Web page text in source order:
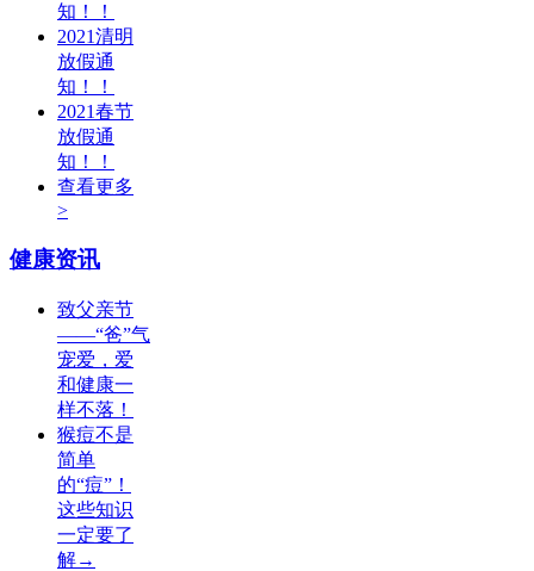
知！！
2021清明
放假通
知！！
2021春节
放假通
知！！
查看更多
>
健康资讯
致父亲节
——“爸”气
宠爱，爱
和健康一
样不落！
猴痘不是
简单
的“痘”！
这些知识
一定要了
解→